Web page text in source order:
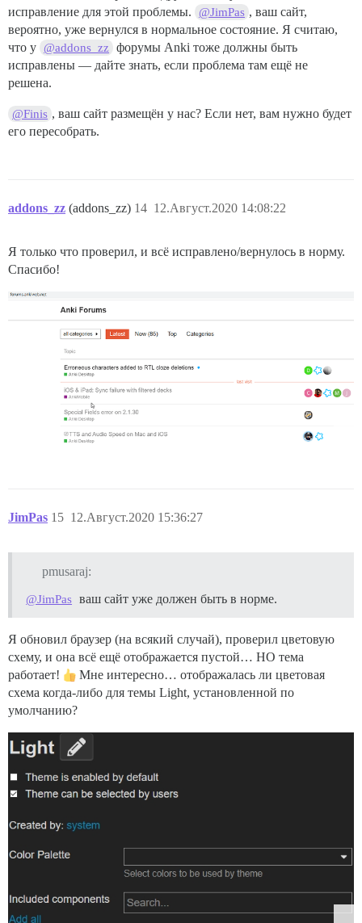
исправление для этой проблемы.
@JimPas , ваш сайт,
вероятно, уже вернулся в нормальное состояние. Я считаю,
что у @addons_zz форумы Anki тоже должны быть
исправлены — дайте знать, если проблема там ещё не
решена.
@Finis , ваш сайт размещён у нас? Если нет, вам нужно будет
его пересобрать.
addons_zz (addons_zz) 12.Август.2020 14:08:22
14
Я только что проверил, и всё исправлено/вернулось в норму.
Спасибо!
JimPas 12.Август.2020 15:36:27
15
pmusaraj:
@JimPas ваш сайт уже должен быть в норме.
Я обновил браузер (на всякий случай), проверил цветовую
схему, и она всё ещё отображается пустой… НО тема
работает!
Мне интересно… отображалась ли цветовая
схема когда-либо для темы Light, установленной по
умолчанию?